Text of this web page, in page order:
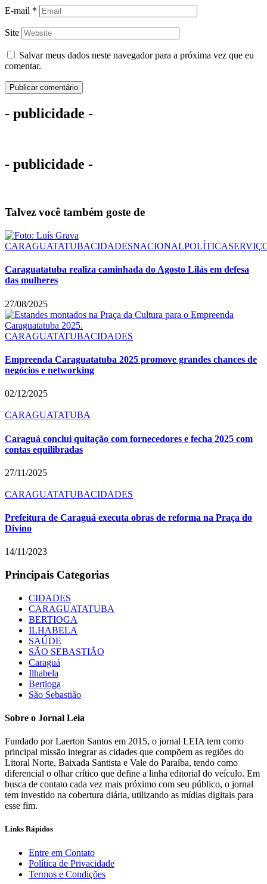
E-mail *
Site
Salvar meus dados neste navegador para a próxima vez que eu
comentar.
- publicidade -
- publicidade -
Talvez você também goste de
CARAGUATATUBACIDADESNACIONALPOLÍTICA
Caraguatatuba realiza caminhada do Agosto Lilás em defesa
das mulheres
27/08/2025
CARAGUATATUBACIDADES
Empreenda Caraguatatuba 2025 promove grandes chances de
negócios e networking
02/12/2025
CARAGUATATUBA
Caraguá conclui quitação com fornecedores e fecha 2025 com
contas equilibradas
27/11/2025
CARAGUATATUBACIDADES
Prefeitura de Caraguá executa obras de reforma na Praça do
Divino
14/11/2023
Principais Categorias
CIDADES
CARAGUATATUBA
BERTIOGA
ILHABELA
SAÚDE
SÃO SEBASTIÃO
Caraguá
Ilhabela
Bertioga
São Sebastião
Sobre o Jornal Leia
Fundado por Laerton Santos em 2015, o jornal LEIA tem como
principal missão integrar as cidades que compõem as regiões do
Litoral Norte, Baixada Santista e Vale do Paraíba, tendo como
diferencial o olhar crítico que define a linha editorial do veículo. Em
busca de contato cada vez mais próximo com seu público, o jornal
tem investido na cobertura diária, utilizando as mídias digitais para
esse fim.
Links Rápidos
Entre em Contato
Política de Privacidade
Termos e Condições